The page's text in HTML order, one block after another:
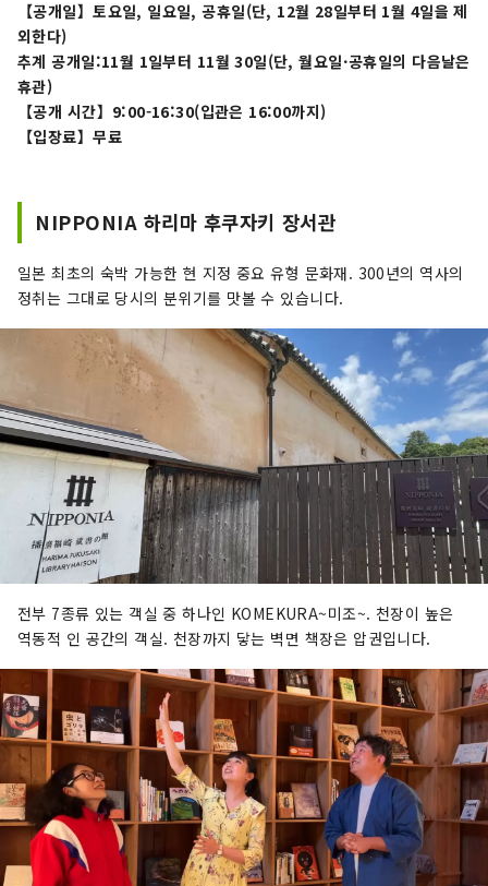
【공개일】토요일, 일요일, 공휴일(단, 12월 28일부터 1월 4일을 제
외한다)
추계 공개일:11월 1일부터 11월 30일(단, 월요일·공휴일의 다음날은
휴관)
【공개 시간】9:00-16:30(입관은 16:00까지)
【입장료】무료
NIPPONIA 하리마 후쿠자키 장서관
일본 최초의 숙박 가능한 현 지정 중요 유형 문화재. 300년의 역사의
정취는 그대로 당시의 분위기를 맛볼 수 있습니다.
전부 7종류 있는 객실 중 하나인 KOMEKURA~미조~. 천장이 높은
역동적 인 공간의 객실. 천장까지 닿는 벽면 책장은 압권입니다.